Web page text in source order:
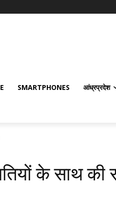
SMARTPHONES आंध्रप्रदेश
के साथ की